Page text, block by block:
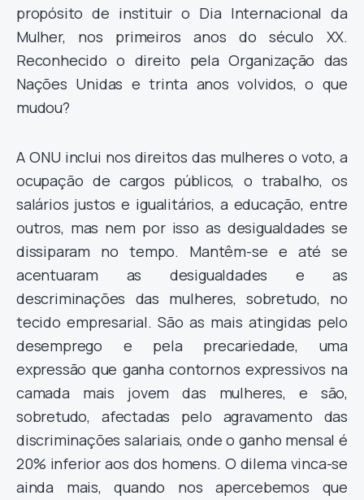
propósito de instituir o Dia Internacional da
Mulher, nos primeiros anos do século XX.
Reconhecido o direito pela Organização das
Nações Unidas e trinta anos volvidos, o que
mudou?
A ONU inclui nos direitos das mulheres o voto, a
ocupação de cargos públicos, o trabalho, os
salários justos e igualitários, a educação, entre
outros, mas nem por isso as desigualdades se
dissiparam no tempo. Mantêm-se e até se
acentuaram as desigualdades e as
descriminações das mulheres, sobretudo, no
tecido empresarial. São as mais atingidas pelo
desemprego e pela precariedade, uma
expressão que ganha contornos expressivos na
camada mais jovem das mulheres, e são,
sobretudo, afectadas pelo agravamento das
discriminações salariais, onde o ganho mensal é
20% inferior aos dos homens. O dilema vinca-se
ainda mais, quando nos apercebemos que